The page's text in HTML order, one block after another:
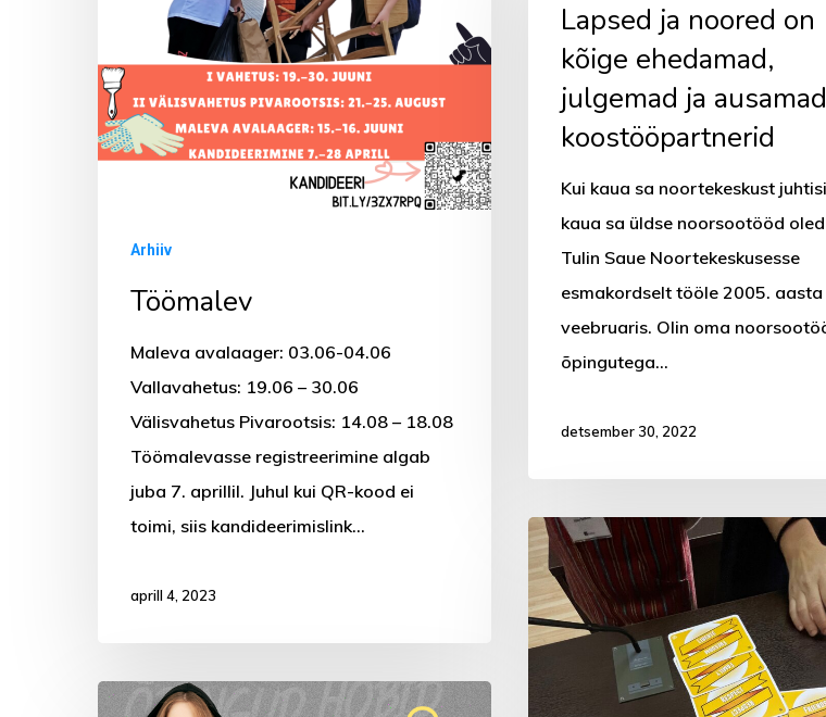
Arhiiv
Töömalev
Maleva avalaager: 03.06-04.06
Vallavahetus: 19.06 – 30.06
Välisvahetus Pivarootsis: 14.08 – 18.08
Töömalevasse registreerimine algab
juba 7. aprillil. Juhul kui QR-kood ei
toimi, siis kandideerimislink…
aprill 4, 2023
noored
kõige
ehedamad,
julgemad
ausamad
koostööpartnerid
Lapsed ja noored on
kõige ehedamad,
julgemad ja ausamad
koostööpartnerid
Kui kaua sa noortekeskust
kaua sa üldse noorsootööd
Tulin Saue Noortekeskusesse
esmakordselt tööle 2005. aasta
veebruaris. Olin oma
õpingutega…
detsember 30, 2022
Europe
Goes
Local
Saue